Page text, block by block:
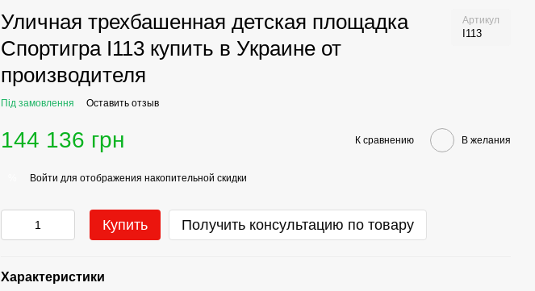
Уличная трехбашенная детская площадка
Спортигра I113 купить в Украине от
производителя
Артикул
I113
Під замовлення Оставить отзыв
144 136 грн К сравнению В желания
Войти для отображения накопительной скидки
Купить Получить консультацию по товару
Характеристики